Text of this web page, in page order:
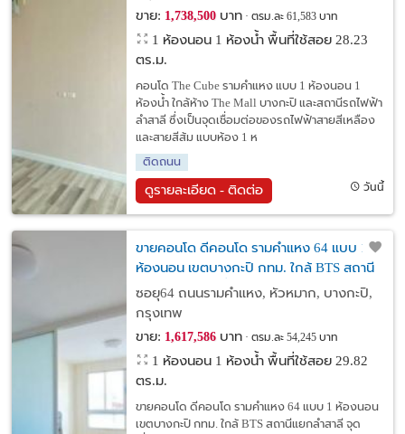
ขาย: 1,738,500บาท ตรม.ละ 61,583 บาท
1 ห้องนอน 1 ห้องน้ำ พื้นที่ใช้สอย 28.23
ตร.ม.
คอนโด The Cube รามคำแหง แบบ 1 ห้องนอน 1
ห้องน้ำ ใกล้ห้าง The Mall บางกะปิ และสถานีรถไฟฟ้า
ลำสาลี ซึ่งเป็นจุดเชื่อมต่อของรถไฟฟ้าสายสีเหลือง
และสายสีส้ม แบบห้อง 1 ห
ติดถนน
ดูรายละเอียด - ติดต่อ วันนี้
ขายคอนโด ดีคอนโด รามคำแหง 64 แบบ 1
ห้องนอน เขตบางกะปิ กทม. ใกล้ BTS สถานี
แยกลำสาลี จุดเชื่อมต่อของรถไฟฟ้า 2 สาย
ซอยุ64 ถนนรามคำแหง, หัวหมาก, บางกะปิ,
กรุงเทพ
ขาย: 1,617,586บาท ตรม.ละ 54,245 บาท
1 ห้องนอน 1 ห้องน้ำ พื้นที่ใช้สอย 29.82
ตร.ม.
ขายคอนโด ดีคอนโด รามคำแหง 64 แบบ 1 ห้องนอน
เขตบางกะปิ กทม. ใกล้ BTS สถานีแยกลำสาลี จุด